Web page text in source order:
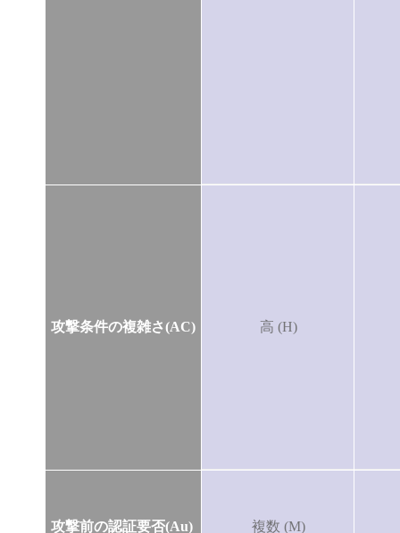
攻撃条件の複雑さ(AC) 高 (H)
攻撃前の認証要否(Au) 複数 (M)